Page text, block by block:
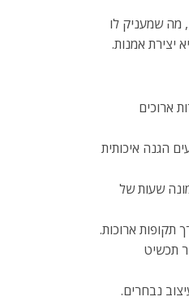
מה שמעניק לו
יצירת אמנות.
ארוכים
ציפוי 24 קראט מציעים הגנה איכותית
שעות של
תקופות ארוכות.
תכשיט
נבחרים.